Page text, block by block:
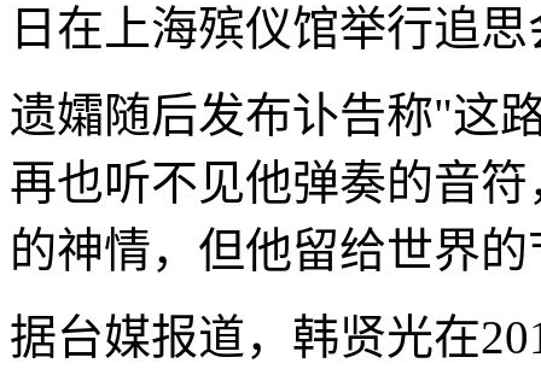
日在上海殡仪馆举行追思
遗孀随后发布讣告称"这
再也听不见他弹奏的音
的神情，但他留给世界
据台媒报道，韩贤光在